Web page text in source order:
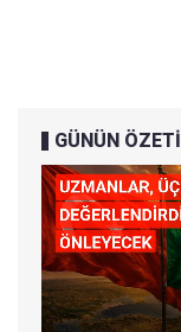
GÜNÜN ÖZETİ